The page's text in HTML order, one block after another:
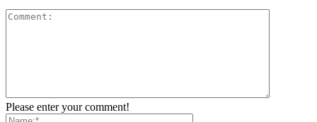
Please enter your comment!